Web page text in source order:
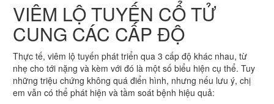
VIÊM LỘ TUYẾN CỔ TỬ
CUNG CÁC CẤP ĐỘ
Thực tế, viêm lộ tuyến phát triển qua 3 cấp độ khác nhau, từ
nhẹ cho tới nặng và kèm với đó là một số biểu hiện cụ thể. Tuy
những triệu chứng không quá điển hình, nhưng nếu lưu ý, chị
em vẫn có thể phát hiện và tầm soát bệnh hiệu quả: